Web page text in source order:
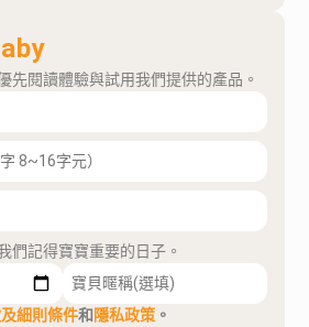
先閱讀體驗與試用我們提供的產品。
們記得寶寶重要的日子。
細則條件和隱私政策 。